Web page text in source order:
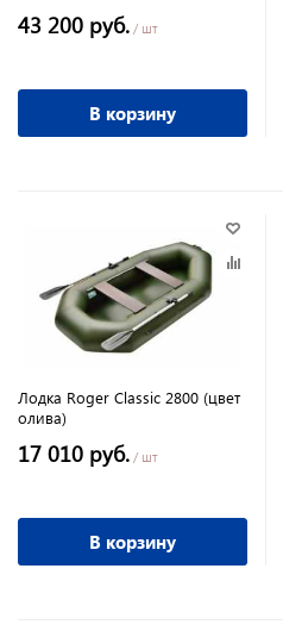
43 200 руб. / шт
В корзину
Лодка Roger Classic 2800 (цвет
олива)
17 010 руб. / шт
В корзину